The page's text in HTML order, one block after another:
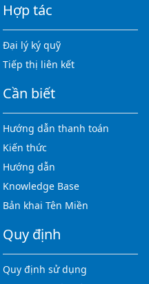
Hợp tác
Đại lý ký quỹ
Tiếp thị liên kết
Cần biết
Hướng dẫn thanh toán
Kiến thức
Hướng dẫn
Knowledge Base
Bản khai Tên Miền
Quy định
Quy định sử dụng